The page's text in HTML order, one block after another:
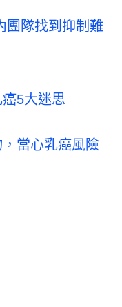
團隊找到抑制難
5大迷思
當心乳癌風險